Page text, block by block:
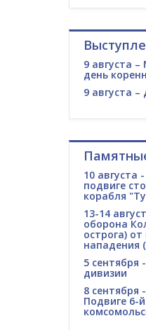
9 августа
день
9 августа
10 августа
подвиге
корабля
13-14
оборона
острога)
нападения
5 сентября
дивизии
8 сентября
Подвиге 6-